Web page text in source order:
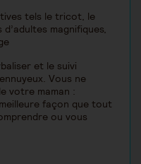
tels le tricot, le
magnifiques,
et le suivi
Vous ne
votre maman :
façon que tout
ou vous